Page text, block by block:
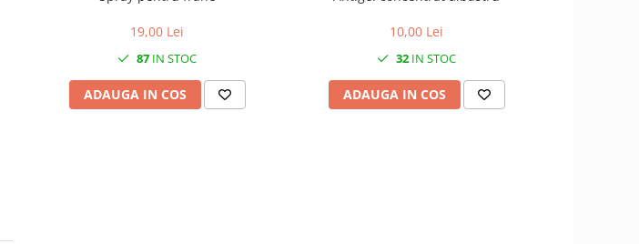
19,00 Lei
87 IN STOC
ADAUGA IN COS
10,00 Lei
32 IN STOC
ADAUGA IN COS